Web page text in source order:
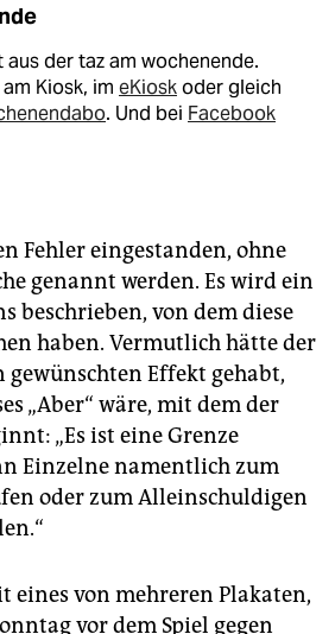
der taz am wochenende.
Kiosk, im eKioskoder gleich
. Und bei Facebook
Fehler eingestanden, ohne
genannt werden. Es wird ein
beschrieben, von dem diese
haben. Vermutlich hätte der
Effekt gehabt,
„Aber“ wäre, mit dem der
„Es ist eine Grenze
Einzelne namentlich zum
oder zum Alleinschuldigen
eines von mehreren Plakaten,
vor dem Spiel gegen